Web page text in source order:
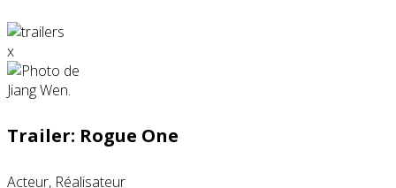
x
Trailer: Rogue One
Acteur, Réalisateur